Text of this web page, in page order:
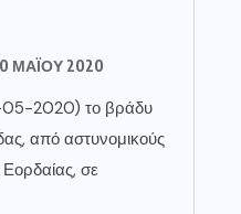
ΜΑΪ́ΟΥ 2020
05-2020) το βράδυ
από αστυνομικούς
σε